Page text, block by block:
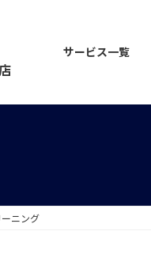
サービス一覧
ニング